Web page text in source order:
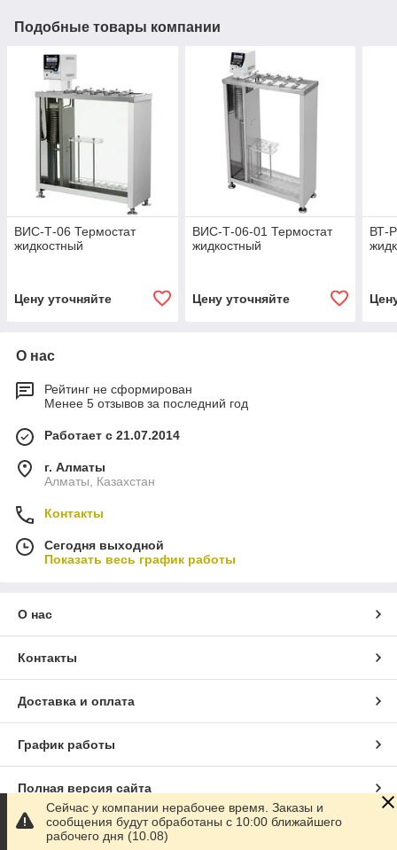
Подобные товары компании
ВИС-Т-06 Термостат
жидкостный
Цену уточняйте
ВИС-Т-06-01 Термостат
жидкостный
Цену уточняйте
ВТ-
О нас
Рейтинг не сформирован
Менее 5 отзывов за последний год
Работает с 21.07.2014
г. Алматы
Алматы, Казахстан
Контакты
Сегодня выходной
Показать весь график работы
О нас
Контакты
Доставка и оплата
График работы
Полная версия сайта
Сайт создан на маркетплейсе
Сейчас у компании нерабочее время. Заказы и
сообщения будут обработаны с 10:00 ближайшего
рабочего дня (10.08)